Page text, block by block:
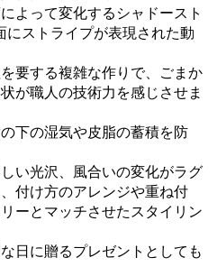
よって変化するシャドースト
ストライプが表現された動
要する複雑な作りで、ごまか
が職人の技術力を感じさせま
下の湿気や皮脂の蓄積を防
い光沢、風合いの変化がラグ
付け方のアレンジや重ね付
ーとマッチさせたスタイリン
日に贈るプレゼントとしても